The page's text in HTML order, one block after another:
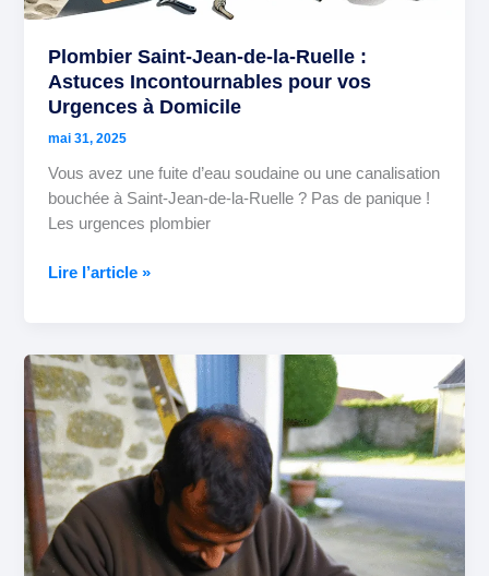
Plombier Saint-Jean-de-la-Ruelle :
Astuces Incontournables pour vos
Urgences à Domicile
mai 31, 2025
Vous avez une fuite d’eau soudaine ou une canalisation
bouchée à Saint-Jean-de-la-Ruelle ? Pas de panique !
Les urgences plombier
Lire l’article »
Plombier
Fleury-
les-
Aubrais
:
Les
Astuces
Infaillibles
Pour